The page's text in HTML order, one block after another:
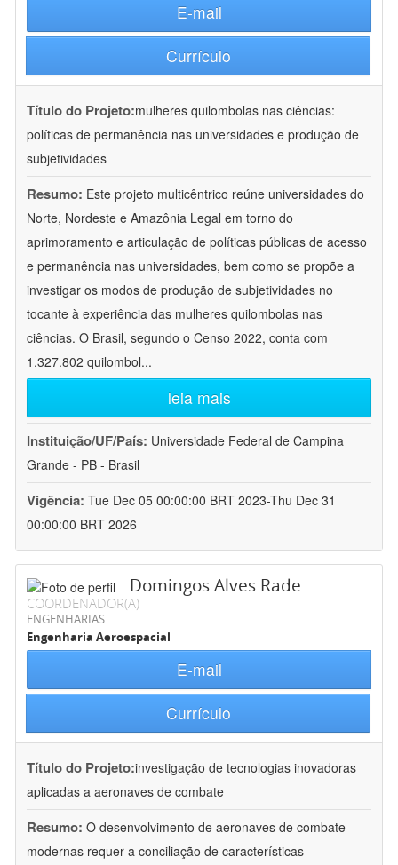
E-mail
Currículo
Título do Projeto:mulheres quilombolas nas ciências:
políticas de permanência nas universidades e produção de
subjetividades
Resumo: Este projeto multicêntrico reúne universidades do
Norte, Nordeste e Amazônia Legal em torno do
aprimoramento e articulação de políticas públicas de acesso
e permanência nas universidades, bem como se propõe a
investigar os modos de produção de subjetividades no
tocante à experiência das mulheres quilombolas nas
ciências. O Brasil, segundo o Censo 2022, conta com
1.327.802 quilombol...
leia mais
Instituição/UF/País: Universidade Federal de Campina
Grande - PB - Brasil
Vigência: Tue Dec 05 00:00:00 BRT 2023-Thu Dec 31
00:00:00 BRT 2026
Domingos Alves Rade
COORDENADOR(A)
ENGENHARIAS
Engenharia Aeroespacial
E-mail
Currículo
Título do Projeto:investigação de tecnologias inovadoras
aplicadas a aeronaves de combate
Resumo: O desenvolvimento de aeronaves de combate
modernas requer a conciliação de características